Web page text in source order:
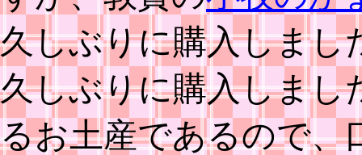
久しぶりに購入しまし
久しぶりに購入しまし
るお土産であるので、